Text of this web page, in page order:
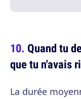
Quand tu
que tu n'avais
La durée